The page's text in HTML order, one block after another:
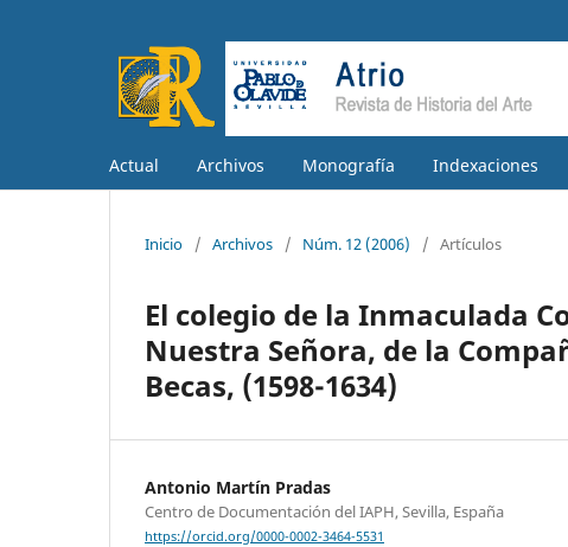
Actual Archivos Monografía Indexaciones
Inicio / Archivos / Núm. 12 (2006) / Artículos
El colegio de la Inmaculada
Nuestra Señora, de la
Becas, (1598-1634)
Antonio Martín Pradas
Centro de Documentación del IAPH, Sevilla, España
https://orcid.org/0000-0002-3464-5531